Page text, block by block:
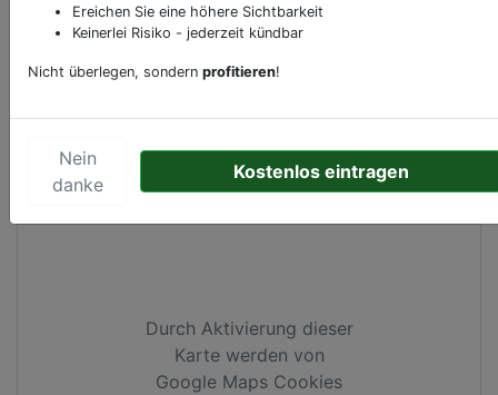
Gerne erweitern wir Ihren Firmeneintrag um
Sonderangebote odere besondere Services, die
Ihr Unternehmen anbietet und womit Sie sich von
KartenansichtPetuniatuin 12inZoetermeer
Durch Aktivierung dieser
Karte werden von
Google Maps Cookies
Ereichen Sie eine höhere Sichtbarkeit
Keinerlei Risiko - jederzeit kündbar
Nicht überlegen, sondern profitieren!
Nein
danke
Kostenlos eintragen